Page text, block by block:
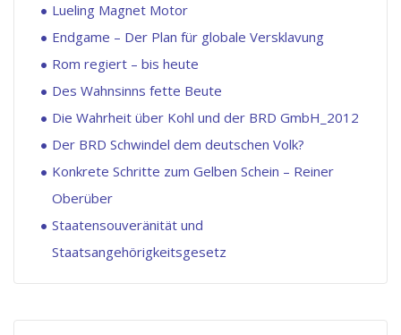
Lueling Magnet Motor
Endgame – Der Plan für globale Versklavung
Rom regiert – bis heute
Des Wahnsinns fette Beute
Die Wahrheit über Kohl und der BRD GmbH_2012
Der BRD Schwindel dem deutschen Volk?
Konkrete Schritte zum Gelben Schein – Reiner
Oberüber
Staatensouveränität und
Staatsangehörigkeitsgesetz